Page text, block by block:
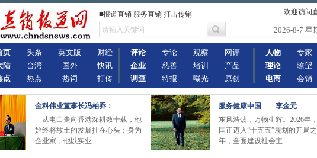
■报道直销 服务直销 打击传销 欢迎访问
2026-8-7 星
页
陆
点
头条
台湾
热点
英文版
国外
热词
财经
快讯
打传
评论
企业
调查
专论
慈善
特报
观察
培训
曝光
网评
产品
原创
人物
理论
电商
专家
瞭望
会销
金科伟业董事长冯柏乔：
从电白走向香港深耕数十载，他
始终将故土的发展挂在心头；身为
企业家，他以实业
服务健康中国——李金元
东风浩荡，万物生辉。2026年
国正迈入“十五五”规划的开局之
年，全面建设社会主